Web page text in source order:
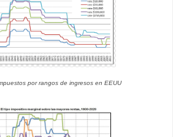
por rangos de ingresos en EEUU